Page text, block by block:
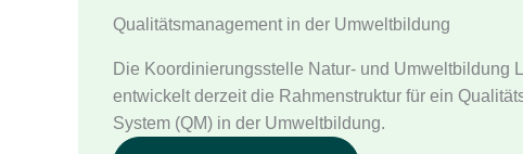
Qualitätsmanagement in der Umweltbildung
Die Koordinierungsstelle Natur- und Umweltbildung
entwickelt derzeit die Rahmenstruktur für ein
System (QM) in der Umweltbildung.